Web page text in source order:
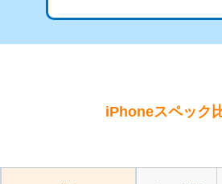
iPhoneスペック